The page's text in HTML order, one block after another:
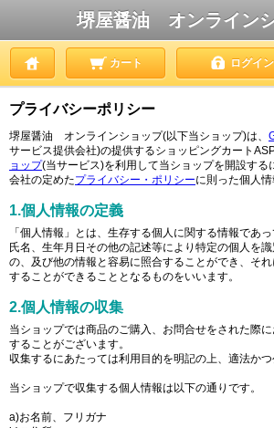
堺屋醤油 オンライン
カート ログイン
プライバシーポリシー
堺屋醤油 オンラインショップ(以下当ショップ)は、
サービス提供会社)の提供するショッピングカート
ョップ(当サービス)を利用して当ショップを開設する
会社の定めたプライバシー・ポリシーに則った個人情
1.個人情報の定義
「個人情報」とは、生存する個人に関する情報であ
氏名、生年月日その他の記述等により特定の個人を
の、及び他の情報と容易に照合することができ、そ
することができることとなるものをいいます。
2.個人情報の収集
当ショップでは商品のご購入、お問合せをされた際
することがございます。
収集するにあたっては利用目的を明記の上、適法かつ
当ショップで収集する個人情報は以下の通りです。
a)お名前、フリガナ